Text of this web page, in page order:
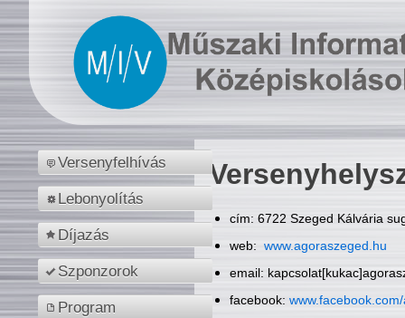
Versenyfelhívás
Lebonyolítás
Díjazás
Szponzorok
Program
cím: 6722 Szeged Kálvária
web: www.agoraszeged.hu
email:
facebook: